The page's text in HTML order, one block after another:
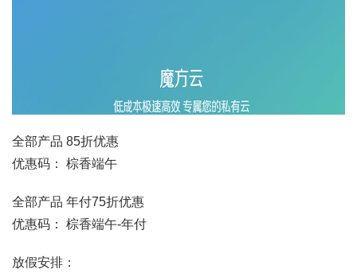
全部产品 85折优惠
优惠码： 棕香端午
全部产品 年付75折优惠
优惠码： 棕香端午-年付
放假安排：